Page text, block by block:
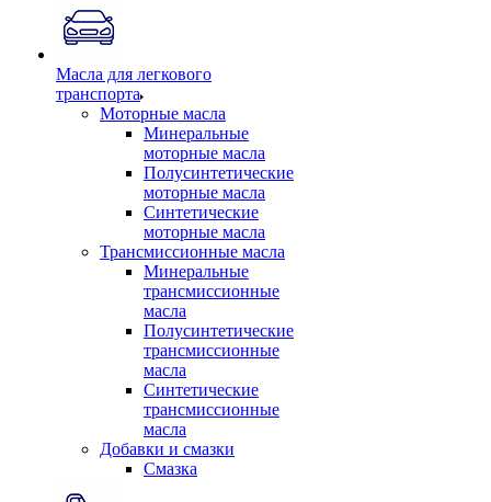
Масла для легкового
транспорта
Моторные масла
Минеральные
моторные масла
Полусинтетические
моторные масла
Синтетические
моторные масла
Трансмиссионные масла
Минеральные
трансмиссионные
масла
Полусинтетические
трансмиссионные
масла
Синтетические
трансмиссионные
масла
Добавки и смазки
Смазка